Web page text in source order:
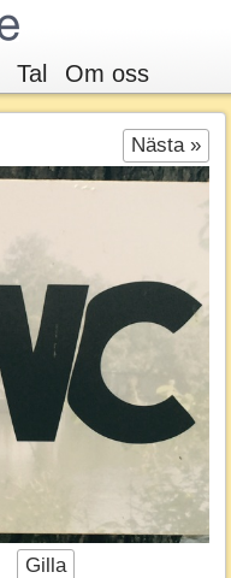
Tal Om oss
Nästa »
Gilla